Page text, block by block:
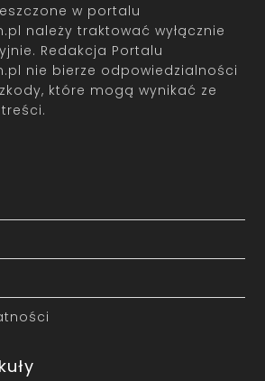
w portalu
należy traktować wyłącznie
Redakcja Portalu
nie bierze odpowiedzialności
które mogą wynikać ze